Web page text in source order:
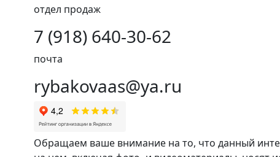
отдел продаж
7 (918) 640-30-62
почта
rybakovaas@ya.ru
Обращаем ваше внимание на то, что данный